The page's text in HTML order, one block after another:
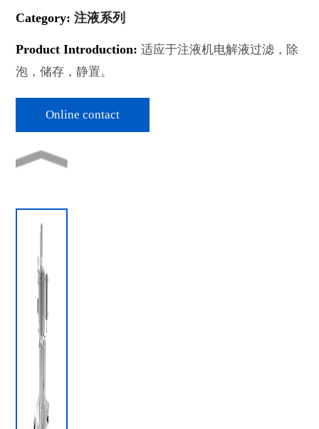
Category:注液系列
Product Introduction:适应于注液机电解液过滤，除
泡，储存，静置。
Online contact